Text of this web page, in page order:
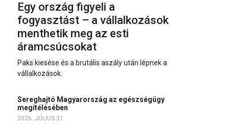
Egy ország figyeli a
fogyasztást – a vállalkozások
menthetik meg az esti
áramcsúcsokat
Paks kiesése és a brutális aszály után lépnek a
vállalkozások.
Sereghajtó Magyarország az egészségügy
megítélésében
2026. JÚLIUS 31.